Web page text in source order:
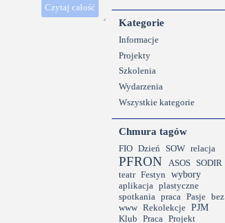
Czytaj całość
Kategorie
Informacje
Projekty
Szkolenia
Wydarzenia
Wszystkie kategorie
Chmura tagów
FIO Dzień SOW relacja
PFRON ASOS SODIR
teatr Festyn wybory
aplikacja plastyczne
spotkania praca Pasje bez
www Rekolekcje PJM
Klub Praca Projekt